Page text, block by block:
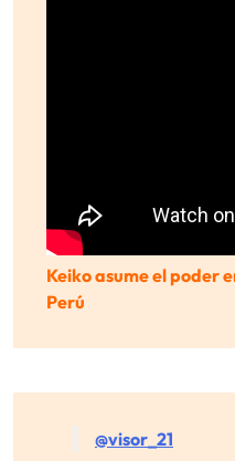
Keiko asume el poder
Perú
@visor_21